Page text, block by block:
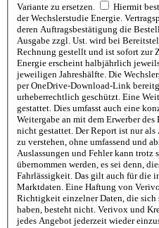
Variante zu ersetzen.
Hiermit
der Wechslerstudie Energie.
deren Auftragsbestätigung die
Ausgabe zzgl. Ust. wird bei
Rechnung gestellt und ist sofort zur
Energie erscheint halbjährlich
jeweiligen Jahreshälfte. Die
per OneDrive-Download-Link
urheberrechtlich geschützt. Eine
gestattet. Dies umfasst auch eine
Weitergabe an mit dem Erwerber
nicht gestattet. Der Report ist nur
zu verstehen, ohne umfassend und
Auslassungen und Fehler kann trotz
übernommen werden, es sei denn,
Fahrlässigkeit. Das gilt auch für die
Marktdaten. Eine Haftung von
Richtigkeit einzelner Daten, die sich
haben, besteht nicht. Verivox und
jedes Angebot jederzeit wieder